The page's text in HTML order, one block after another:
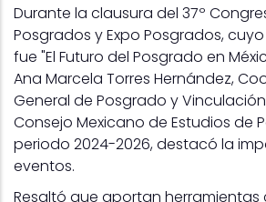
Durante la clausura del 37º
Posgrados y Expo Posgrados,
fue "El Futuro del Posgrado en
Ana Marcela Torres Hernández,
General de Posgrado y
Consejo Mexicano de Estudios de
periodo 2024-2026, destacó la
eventos.
Resaltó que aportan herramientas